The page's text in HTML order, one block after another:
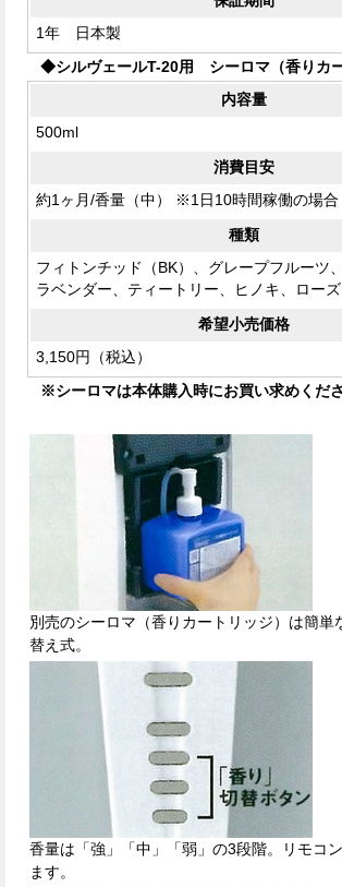
1年 日本製
◆シルヴェールT-20用 シーロマ（香りカ
内容量
500ml
消費目安
約1ヶ月/香量（中） ※1日10時間稼働の場合
種類
フィトンチッド（BK）、グレープフルーツ
ラベンダー、ティートリー、ヒノキ、ローズ
希望小売価格
3,150円（税込）
※シーロマは本体購入時にお買い求めくださ
別売のシーロマ（香りカートリッジ）は簡単
替え式。
香量は「強」「中」「弱」の3段階。リモコ
ます。